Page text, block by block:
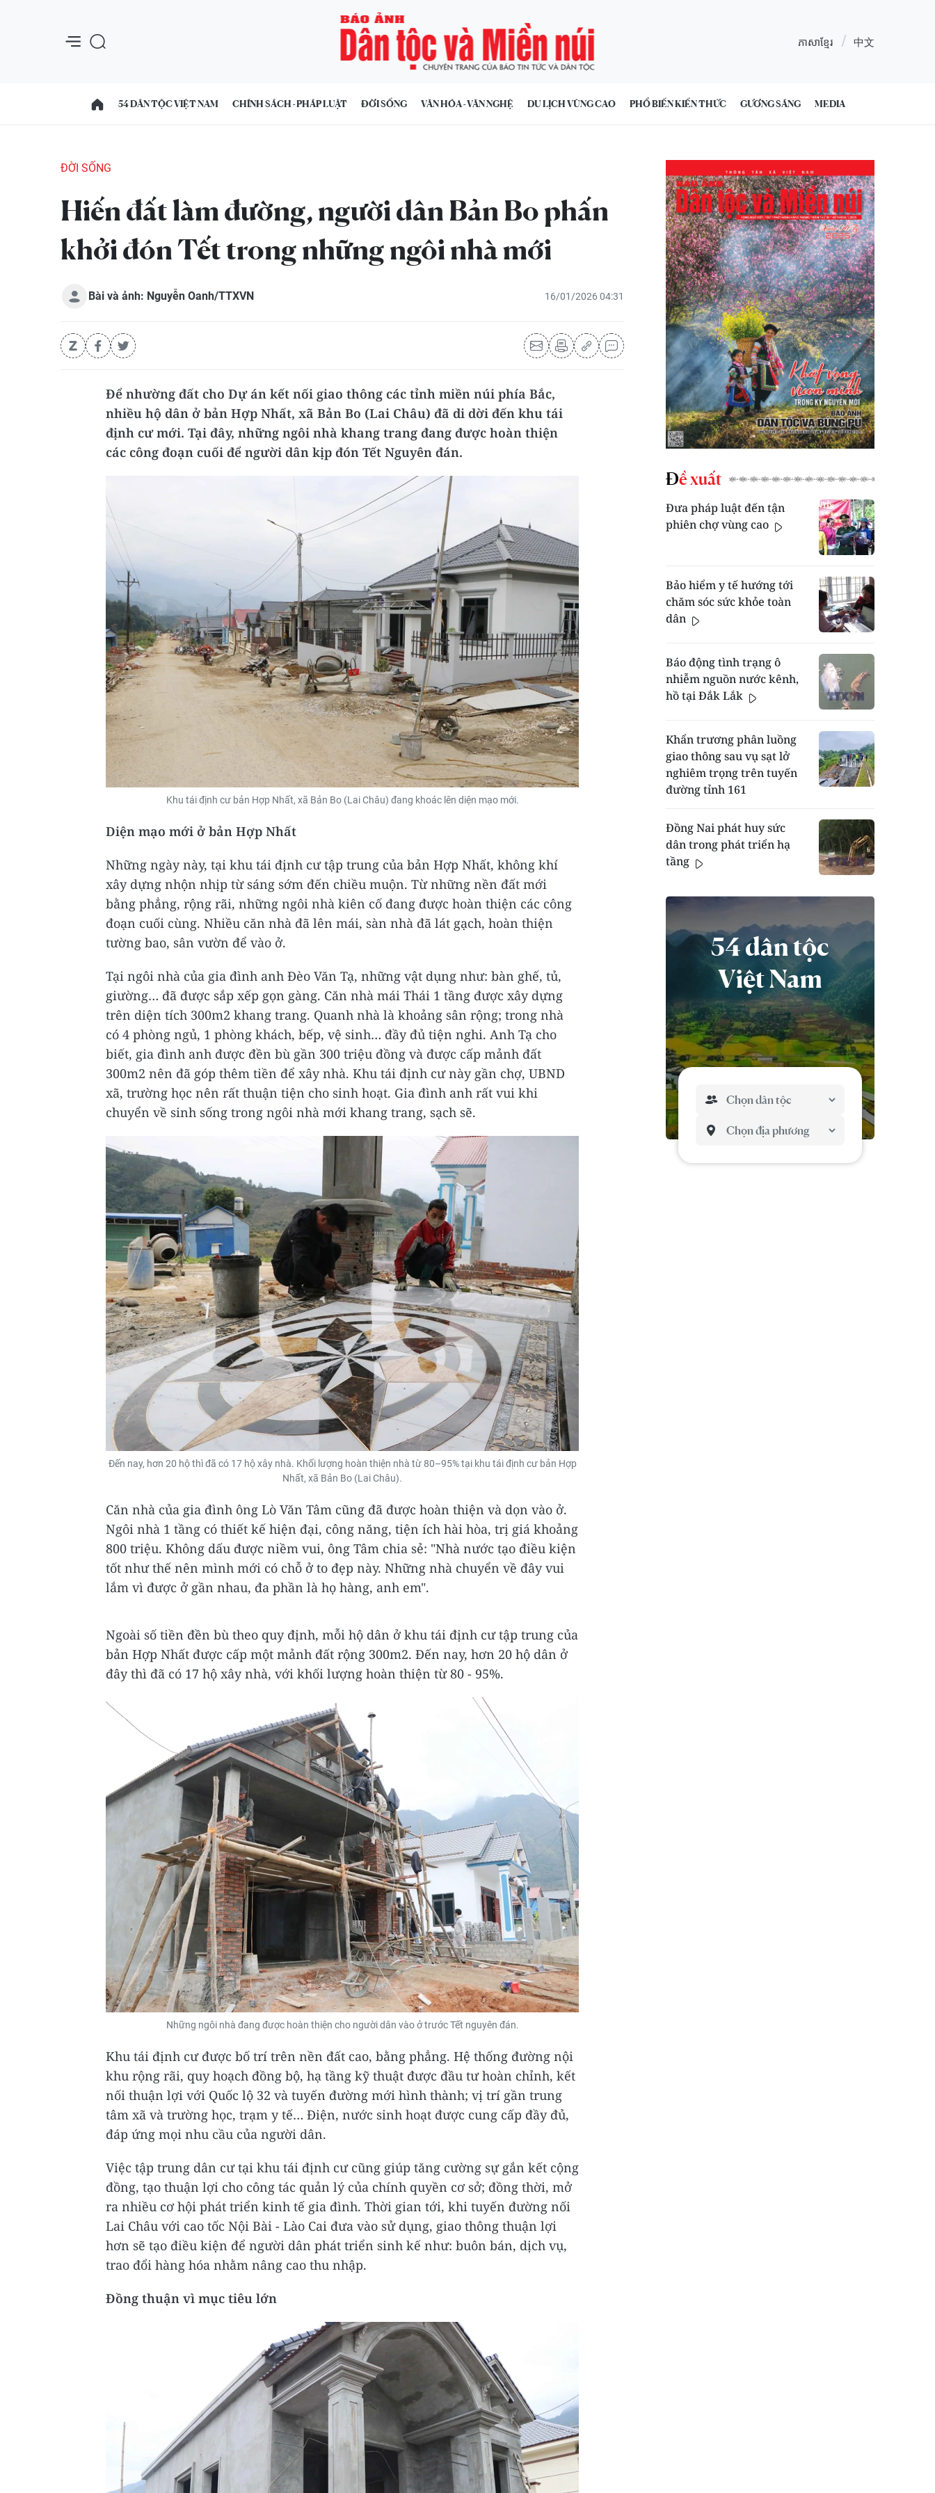
ភាសាខ្មែរ 中文
54 DÂN TỘC VIỆT NAM CHÍNH SÁCH - PHÁP LUẬT ĐỜI SỐNG VĂN HÓA - VĂN NGHỆ DU LỊCH VÙNG CAO PHỔ BIẾN KIẾN THỨC GƯƠNG SÁNG MEDIA
ĐỜI SỐNG
Hiến đất làm đường, người dân Bản Bo phấn
khởi đón Tết trong những ngôi nhà mới
Bài và ảnh: Nguyễn Oanh/TTXVN 16/01/2026 04:31
Để nhường đất cho Dự án kết nối giao thông các tỉnh miền núi phía Bắc,
nhiều hộ dân ở bản Hợp Nhất, xã Bản Bo (Lai Châu) đã di dời đến khu tái
định cư mới. Tại đây, những ngôi nhà khang trang đang được hoàn thiện
các công đoạn cuối để người dân kịp đón Tết Nguyên đán.
Khu tái định cư bản Hợp Nhất, xã Bản Bo (Lai Châu) đang khoác lên diện mạo mới.
Diện mạo mới ở bản Hợp Nhất
Những ngày này, tại khu tái định cư tập trung của bản Hợp Nhất, không khí
xây dựng nhộn nhịp từ sáng sớm đến chiều muộn. Từ những nền đất mới
bằng phẳng, rộng rãi, những ngôi nhà kiên cố đang được hoàn thiện các công
đoạn cuối cùng. Nhiều căn nhà đã lên mái, sàn nhà đã lát gạch, hoàn thiện
tường bao, sân vườn để vào ở.
Tại ngôi nhà của gia đình anh Đèo Văn Tạ, những vật dụng như: bàn ghế, tủ,
giường… đã được sắp xếp gọn gàng. Căn nhà mái Thái 1 tầng được xây dựng
trên diện tích 300m2 khang trang. Quanh nhà là khoảng sân rộng; trong nhà
có 4 phòng ngủ, 1 phòng khách, bếp, vệ sinh… đầy đủ tiện nghi. Anh Tạ cho
biết, gia đình anh được đền bù gần 300 triệu đồng và được cấp mảnh đất
300m2 nên đã góp thêm tiền để xây nhà. Khu tái định cư này gần chợ, UBND
xã, trường học nên rất thuận tiện cho sinh hoạt. Gia đình anh rất vui khi
chuyển về sinh sống trong ngôi nhà mới khang trang, sạch sẽ.
Đến nay, hơn 20 hộ thì đã có 17 hộ xây nhà. Khối lượng hoàn thiện nhà từ 80–95% tại khu tái định cư bản Hợp
Nhất, xã Bản Bo (Lai Châu).
Căn nhà của gia đình ông Lò Văn Tâm cũng đã được hoàn thiện và dọn vào ở.
Ngôi nhà 1 tầng có thiết kế hiện đại, công năng, tiện ích hài hòa, trị giá khoảng
800 triệu. Không dấu được niềm vui, ông Tâm chia sẻ: "Nhà nước tạo điều kiện
tốt như thế nên mình mới có chỗ ở to đẹp này. Những nhà chuyển về đây vui
lắm vì được ở gần nhau, đa phần là họ hàng, anh em".
Ngoài số tiền đền bù theo quy định, mỗi hộ dân ở khu tái định cư tập trung của
bản Hợp Nhất được cấp một mảnh đất rộng 300m2. Đến nay, hơn 20 hộ dân ở
đây thì đã có 17 hộ xây nhà, với khối lượng hoàn thiện từ 80 - 95%.
Những ngôi nhà đang được hoàn thiện cho người dân vào ở trước Tết nguyên đán.
Khu tái định cư được bố trí trên nền đất cao, bằng phẳng. Hệ thống đường nội
khu rộng rãi, quy hoạch đồng bộ, hạ tầng kỹ thuật được đầu tư hoàn chỉnh, kết
nối thuận lợi với Quốc lộ 32 và tuyến đường mới hình thành; vị trí gần trung
tâm xã và trường học, trạm y tế… Điện, nước sinh hoạt được cung cấp đầy đủ,
đáp ứng mọi nhu cầu của người dân.
Việc tập trung dân cư tại khu tái định cư cũng giúp tăng cường sự gắn kết cộng
đồng, tạo thuận lợi cho công tác quản lý của chính quyền cơ sở; đồng thời, mở
ra nhiều cơ hội phát triển kinh tế gia đình. Thời gian tới, khi tuyến đường nối
Lai Châu với cao tốc Nội Bài - Lào Cai đưa vào sử dụng, giao thông thuận lợi
hơn sẽ tạo điều kiện để người dân phát triển sinh kế như: buôn bán, dịch vụ,
trao đổi hàng hóa nhằm nâng cao thu nhập.
Đồng thuận vì mục tiêu lớn
Đề xuất
Đưa pháp luật đến tận
phiên chợ vùng cao
Bảo hiểm y tế hướng tới
chăm sóc sức khỏe toàn
dân
Báo động tình trạng ô
nhiễm nguồn nước kênh,
hồ tại Đắk Lắk
Khẩn trương phân luồng
giao thông sau vụ sạt lở
nghiêm trọng trên tuyến
đường tỉnh 161
Đồng Nai phát huy sức
dân trong phát triển hạ
tầng
54 dân tộc
Việt Nam